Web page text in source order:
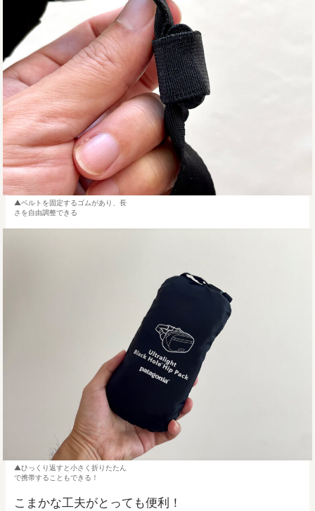
ベルトを固定するゴムがあり、長
さを自由調整できる
ひっくり返すと小さく折りたたん
で携帯することもできる！
こまかな工夫がとっても便利！